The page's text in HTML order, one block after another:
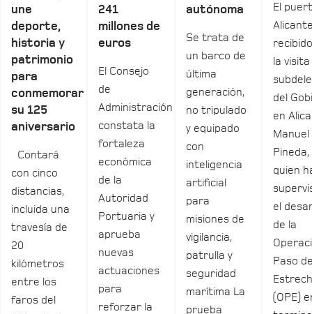
une
deporte,
historia y
patrimonio
para
conmemorar
su 125
aniversario
Contará
con cinco
distancias,
incluida una
travesía de
20
kilómetros
entre los
faros del
241
millones de
euros
El Consejo
de
Administración
constata la
fortaleza
económica
de la
Autoridad
Portuaria y
aprueba
nuevas
actuaciones
para
reforzar la
autónoma
Se trata de
un barco de
última
generación,
no tripulado
y equipado
con
inteligencia
artificial
para
misiones de
vigilancia,
patrulla y
seguridad
marítima La
prueba
El
la
del
en
Manuel
Pineda,
quien
el
de la
Paso
(OPE)